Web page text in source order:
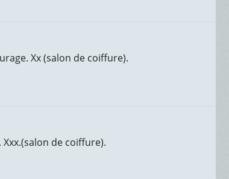
Xx (salon de coiffure).
de coiffure).